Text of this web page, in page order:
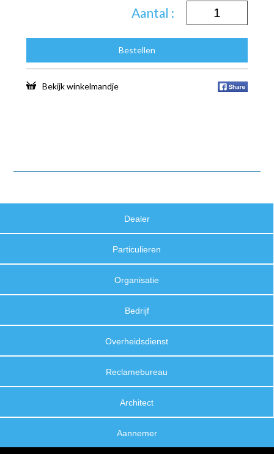
Aantal :
Bestellen
Bekijk winkelmandje
Dealer
Particulieren
Organisatie
Bedrijf
Overheidsdienst
Reclamebureau
Architect
Aannemer